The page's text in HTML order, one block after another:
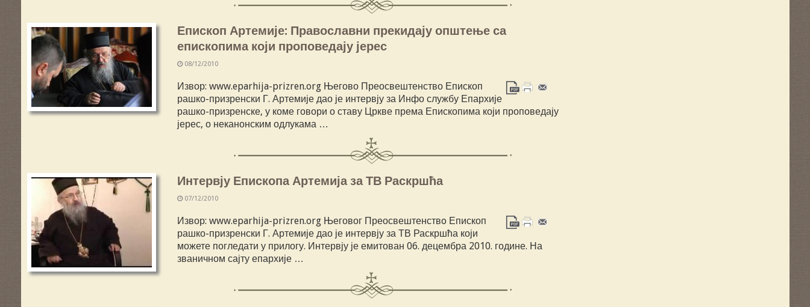
Епископ Артемије: Православни прекидају општење са
епископима који проповедају јерес
08/12/2010
Извор: www.eparhija-prizren.org Његово Преосвештенство Епископ
рашко-призренски Г. Артемије дао је интервју за Инфо службу Епархије
рашко-призренске, у коме говори о ставу Цркве према Епископима који проповедају
јерес, о неканонским одлукама …
Интервју Епископа Артемија за ТВ Раскршћа
07/12/2010
Извор: www.eparhija-prizren.org Његовог Преосвештенствo Епископ
рашко-призренски Г. Артемије дао је интервју за ТВ Раскршћа који
можете погледати у прилогу. Интервју је емитован 06. децембра 2010. године. На
званичном сајту епархије …